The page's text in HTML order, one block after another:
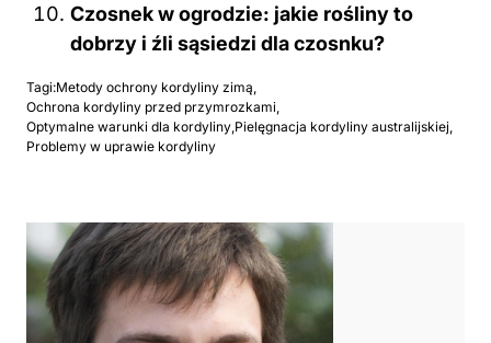
Czosnek w ogrodzie: jakie rośliny to
dobrzy i źli sąsiedzi dla czosnku?
Tagi:Metody ochrony kordyliny zimą
Ochrona kordyliny przed przymrozkami
Optymalne warunki dla kordyliny Pielęgnacja kordyliny australijskiej
Problemy w uprawie kordyliny